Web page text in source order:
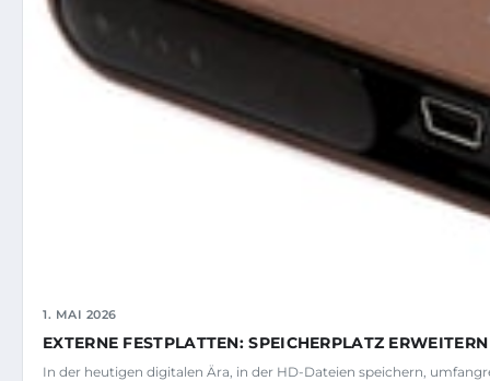
1. MAI 2026
EXTERNE FESTPLATTEN: SPEICHERPLATZ ERWEITERN
In der heutigen digitalen Ära, in der HD-Dateien speichern,